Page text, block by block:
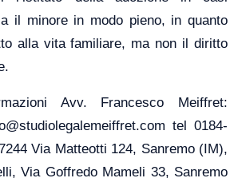
il minore in modo pieno, in quanto
alla vita familiare, ma non il diritto
Avv. Francesco Meiffret:
tel 0184-
Via Matteotti 124, Sanremo (IM),
Via Goffredo Mameli 33, Sanremo